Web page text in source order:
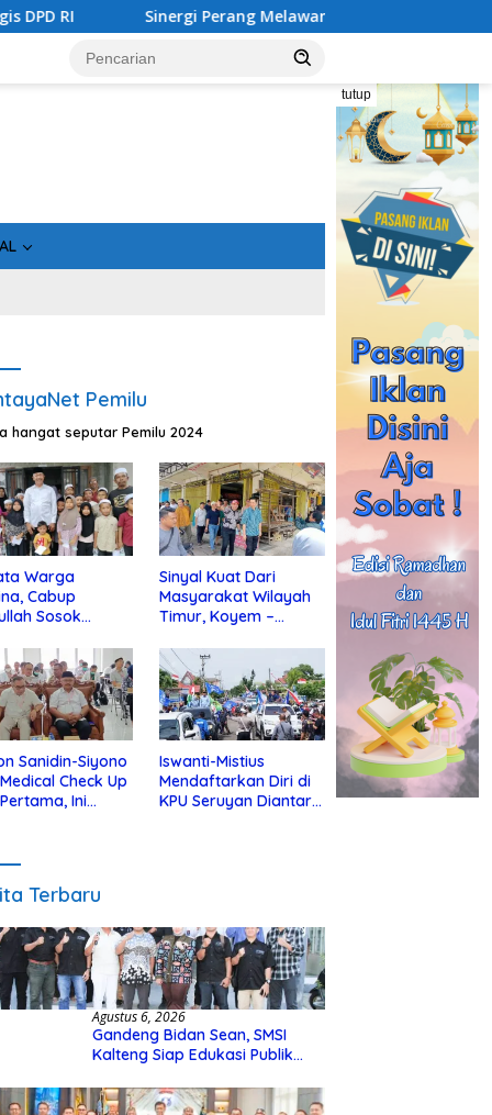
Sinergi Perang Melawan Narkoba di Kalimantan Tengah,
tutup
Pemilu
hangat seputar Pemilu 2024
Warga
Cabup
Sosok
Sinyal Kuat Dari
Masyarakat Wilayah
Timur, Koyem –
di Kotim
Sanidin-Siyono
Check Up
Ini
Iswanti-Mistius
Mendaftarkan Diri di
KPU Seruyan Diantar
Terbaru
Agustus 6, 2026
Gandeng Bidan Sean, SMSI
Kalteng Siap Edukasi Publik